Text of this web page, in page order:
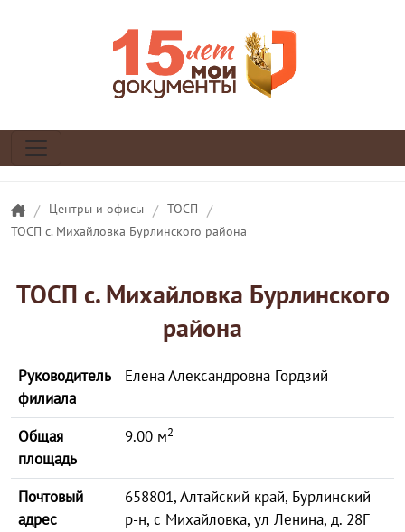
/ Центры и офисы / ТОСП /
ТОСП с. Михайловка Бурлинского района
ТОСП с. Михайловка Бурлинского
района
Руководитель
филиала
Елена Александровна Гордзий
Общая
площадь
9.00 м2
Почтовый
адрес
658801, Алтайский край, Бурлинский
р-н, с Михайловка, ул Ленина, д. 28Г